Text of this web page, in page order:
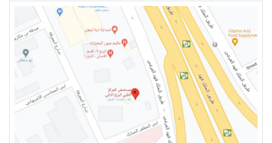
ضعف نظر في العين اليسرى